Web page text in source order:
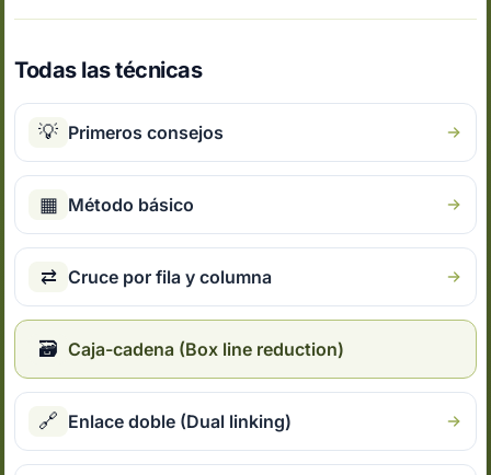
Todas las técnicas
💡 Primeros consejos
▦ Método básico
⇄ Cruce por fila y columna
🗃 Caja-cadena (Box line reduction)
🔗 Enlace doble (Dual linking)